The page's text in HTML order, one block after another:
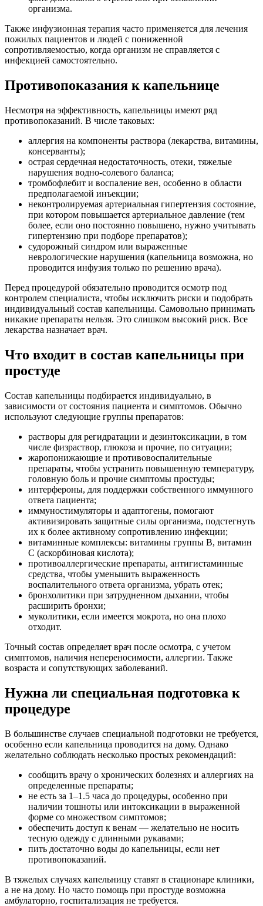
организма.
Также инфузионная терапия часто применяется для лечения
пожилых пациентов и людей с пониженной
сопротивляемостью, когда организм не справляется с
инфекцией самостоятельно.
Противопоказания к капельнице
Несмотря на эффективность, капельницы имеют ряд
противопоказаний. В числе таковых:
аллергия на компоненты раствора (лекарства, витамины,
консерванты);
острая сердечная недостаточность, отеки, тяжелые
нарушения водно-солевого баланса;
тромбофлебит и воспаление вен, особенно в области
предполагаемой инъекции;
неконтролируемая артериальная гипертензия состояние,
при котором повышается артериальное давление (тем
более, если оно постоянно повышено, нужно учитывать
гипертензию при подборе препаратов);
судорожный синдром или выраженные
неврологические нарушения (капельница возможна, но
проводится инфузия только по решению врача).
Перед процедурой обязательно проводится осмотр под
контролем специалиста, чтобы исключить риски и подобрать
индивидуальный состав капельницы. Самовольно принимать
никакие препараты нельзя. Это слишком высокий риск. Все
лекарства назначает врач.
Что входит в состав капельницы при
простуде
Состав капельницы подбирается индивидуально, в
зависимости от состояния пациента и симптомов. Обычно
используют следующие группы препаратов:
растворы для регидратации и дезинтоксикации, в том
числе физраствор, глюкоза и прочие, по ситуации;
жаропонижающие и противовоспалительные
препараты, чтобы устранить повышенную температуру,
головную боль и прочие симптомы простуды;
интерфероны, для поддержки собственного иммунного
ответа пациента;
иммуностимуляторы и адаптогены, помогают
активизировать защитные силы организма, подстегнуть
их к более активному сопротивлению инфекции;
витаминные комплексы: витамины группы B, витамин
C (аскорбиновая кислота);
противоаллергические препараты, антигистаминные
средства, чтобы уменьшить выраженность
воспалительного ответа организма, убрать отек;
бронхолитики при затрудненном дыхании, чтобы
расширить бронхи;
муколитики, если имеется мокрота, но она плохо
отходит.
Точный состав определяет врач после осмотра, с учетом
симптомов, наличия непереносимости, аллергии. Также
возраста и сопутствующих заболеваний.
Нужна ли специальная подготовка к
процедуре
В большинстве случаев специальной подготовки не требуется,
особенно если капельница проводится на дому. Однако
желательно соблюдать несколько простых рекомендаций:
сообщить врачу о хронических болезнях и аллергиях на
определенные препараты;
не есть за 1–1.5 часа до процедуры, особенно при
наличии тошноты или интоксикации в выраженной
форме со множеством симптомов;
обеспечить доступ к венам — желательно не носить
тесную одежду с длинными рукавами;
пить достаточно воды до капельницы, если нет
противопоказаний.
В тяжелых случаях капельницу ставят в стационаре клиники,
а не на дому. Но часто помощь при простуде возможна
амбулаторно, госпитализация не требуется.